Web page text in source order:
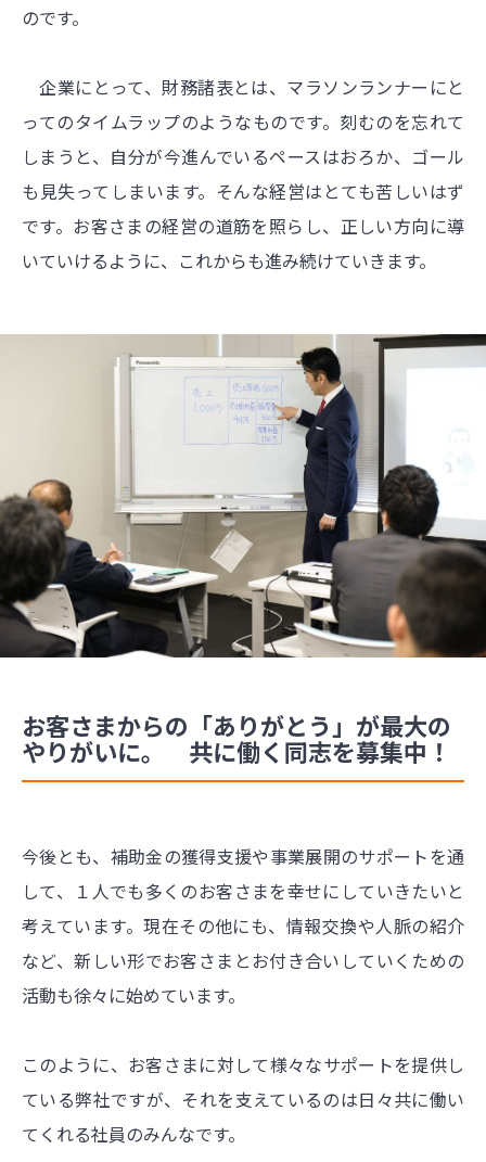
のです。
企業にとって、財務諸表とは、マラソンランナーにと
ってのタイムラップのようなものです。刻むのを忘れて
しまうと、自分が今進んでいるペースはおろか、ゴール
も見失ってしまいます。そんな経営はとても苦しいはず
です。お客さまの経営の道筋を照らし、正しい方向に導
いていけるように、これからも進み続けていきます。
お客さまからの「ありがとう」が最大の
やりがいに。 共に働く同志を募集中！
今後とも、補助金の獲得支援や事業展開のサポートを通
して、１人でも多くのお客さまを幸せにしていきたいと
考えています。現在その他にも、情報交換や人脈の紹介
など、新しい形でお客さまとお付き合いしていくための
活動も徐々に始めています。
このように、お客さまに対して様々なサポートを提供し
ている弊社ですが、それを支えているのは日々共に働い
てくれる社員のみんなです。